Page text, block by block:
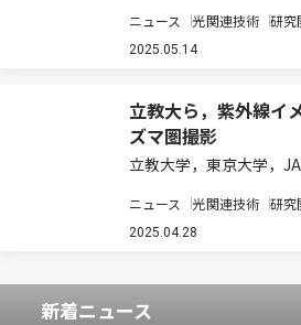
研究機構は，−163℃で
伝導体のプラズマ振動の
ニュース 光関連技術 研究
2025.05.14
立教大ら，紫外線イ
ズマ圏撮影
立教大学，東京大学，
地球プラズマ圏の全体
た（ニュースリリース）
ニュース 光関連技術 研究
2025.04.28
新着ニュース